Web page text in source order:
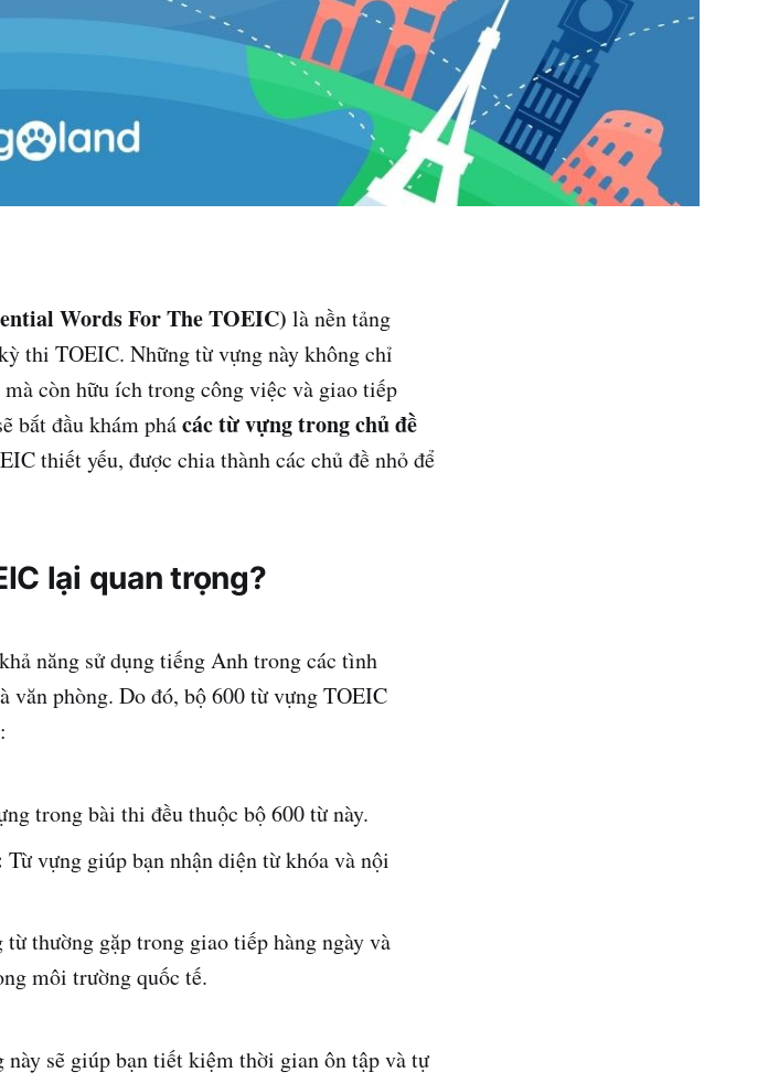
Words For The TOEIC) là nền tảng
thi TOEIC. Những từ vựng này không chỉ
còn hữu ích trong công việc và giao tiếp
bắt đầu khám phácác từ vựng trong chủ đề
thiết yếu, được chia thành các chủ đề nhỏ để
lại quan trọng?
năng sử dụng tiếng Anh trong các tình
văn phòng. Do đó, bộ 600 từ vựng TOEIC
trong bài thi đều thuộc bộ 600 từ này.
Từ vựng giúp bạn nhận diện từ khóa và nội
thường gặp trong giao tiếp hàng ngày và
môi trường quốc tế.
sẽ giúp bạn tiết kiệm thời gian ôn tập và tự